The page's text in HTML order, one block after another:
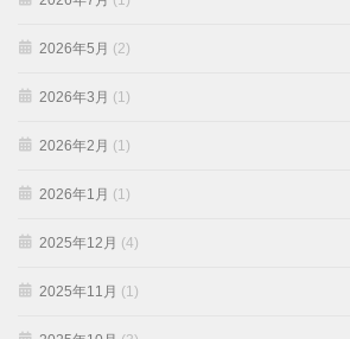
2026年5月 (2)
2026年3月 (1)
2026年2月 (1)
2026年1月 (1)
2025年12月 (4)
2025年11月 (1)